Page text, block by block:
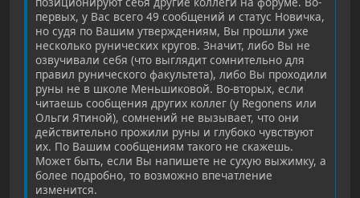
первых, у Вас всего 49 сообщений и статус Новичка,
но судя по Вашим утверждениям, Вы прошли уже
несколько рунических кругов. Значит, либо Вы не
озвучивали себя (что выглядит сомнительно для
правил рунического факультета), либо Вы проходили
руны не в школе Меньшиковой. Во-вторых, если
читаешь сообщения других коллег (у Regonens или
Ольги Ятиной), сомнений не вызывает, что они
действительно прожили руны и глубоко чувствуют
их. По Вашим сообщениям такого не скажешь.
Может быть, если Вы напишете не сухую выжимку, а
более подробно, то возможно впечатление
изменится.